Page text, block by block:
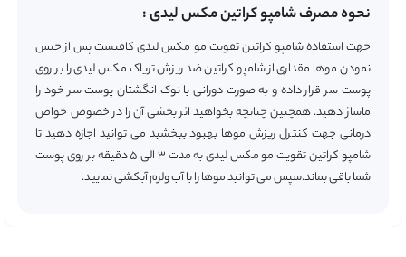
نحوه مصرف شامپو کراتین مکس لیدی :
جهت استفاده شامپو کراتین تقویت مو مکس لیدی کافیست پس از خیس
نمودن موها مقداری از شامپو کراتین ضد ریزش تریاک مکس لیدی را بر روی
پوست سر قرار داده و به صورت دورانی با نوک انگشتان پوست سر خود را
ماساژ دهید. همچنین چنانچه بخواهید اثر بخشی آن را در خصوص خواص
درمانی جهت کنترل ریزش موها بهبود ببخشید می توانید اجازه دهید تا
شامپو کراتین تقویت مو مکس لیدی به مدت ۳ الی ۵ دقیقه بر روی پوست
شما باقی بماند.سپس می توانید موها را با آب ولرم آبکشی نمایید.